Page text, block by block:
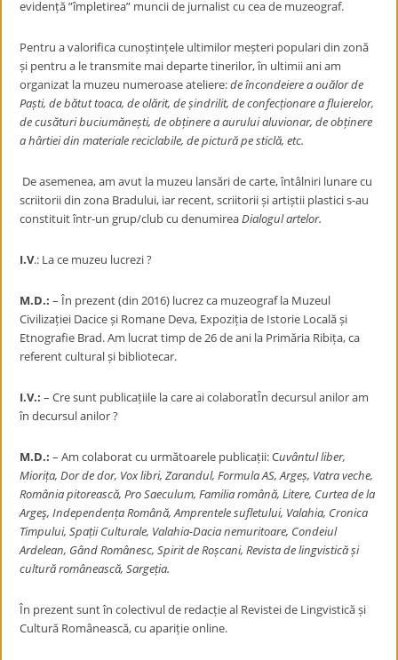
evidență ”împletirea” muncii de jurnalist cu cea de muzeograf.
Pentru a valorifica cunoștințele ultimilor meșteri populari din zonă
și pentru a le transmite mai departe tinerilor, în ultimii ani am
organizat la muzeu numeroase ateliere:de încondeiere a ouălor de
Paști, de bătut toaca, de olărit, de șindrilit, de confecționare a fluierelor,
de cusături buciumănești, de obținere a aurului aluvionar, de obținere
a hârtiei din materiale reciclabile, de pictură pe sticlă, etc.
De asemenea, am avut la muzeu lansări de carte, întâlniri lunare cu
scriitorii din zona Bradului, iar recent, scriitorii și artiștii plastici s-au
constituit într-un grup/club cu denumireaDialogul artelor.
I.V.: La ce muzeu lucrezi ?
M.D.: – În prezent (din 2016) lucrez ca muzeograf la Muzeul
Civilizației Dacice și Romane Deva, Expoziția de Istorie Locală și
Etnografie Brad. Am lucrat timp de 26 de ani la Primăria Ribița, ca
referent cultural și bibliotecar.
I.V.: – Cre sunt publicațiile la care ai colaboratÎn decursul anilor am
în decursul anilor ?
M.D.: – Am colaborat cu următoarele publicații: Cuvântul liber,
Miorița, Dor de dor, Vox libri, Zarandul, Formula AS, Argeș, Vatra veche,
România pitorească, Pro Saeculum, Familia română, Litere, Curtea de la
Argeş, Independența Română, Amprentele sufletului, Valahia, Cronica
Timpului, Spații Culturale, Valahia-Dacia nemuritoare, Condeiul
Ardelean, Gând Românesc, Spirit de Roșcani, Revista de lingvistică și
cultură românească, Sargeția.
În prezent sunt în colectivul de redacție al Revistei de Lingvistică și
Cultură Românească, cu apariție online.